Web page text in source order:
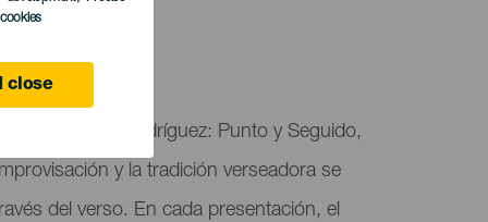
close
Yeray Rodríguez: Punto y Seguido,
y la tradición verseadora se
del verso. En cada presentación, el